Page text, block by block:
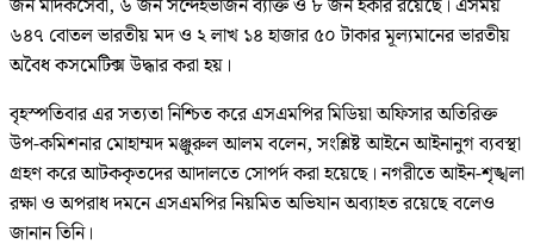
জন মাদকসেবী, ৬ জন সন্দেহভাজন ব্যক্তি ও ৮ জন হকার রয়েছে। এসময়
৬৪৭ বোতল ভারতীয় মদ ও ২ লাখ ১৪ হাজার ৫০ টাকার মূল্যমানের ভারতীয়
অবৈধ কসমেটিক্স উদ্ধার করা হয়।
বৃহস্পতিবার এর সত্যতা নিশ্চিত করে এসএমপির মিডিয়া অফিসার অতিরিক্ত
উপ-কমিশনার মোহাম্মদ মঞ্জুরুল আলম বলেন, সংশ্লিষ্ট আইনে আইনানুগ ব্যবস্থা
গ্রহণ করে আটককৃতদের আদালতে সোপর্দ করা হয়েছে। নগরীতে আইন-শৃঙ্খলা
রক্ষা ও অপরাধ দমনে এসএমপির নিয়মিত অভিযান অব্যাহত রয়েছে বলেও
জানান তিনি।